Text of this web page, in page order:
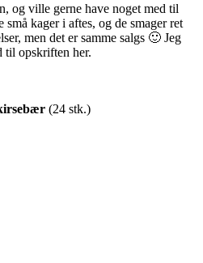
og ville gerne have noget med til
små kager i aftes, og de smager ret
men det er samme salgs 🙂 Jeg
til opskriften her.
(24 stk.)